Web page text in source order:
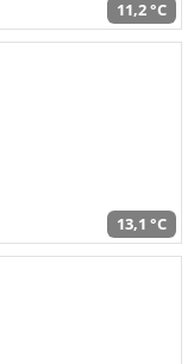
11,2 °C
13,1 °C